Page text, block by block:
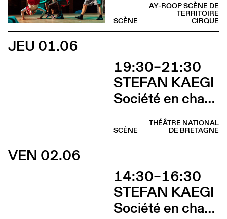
AY-ROOP SCÈNE DE
TERRITOIRE
CIRQUE
SCÈNE
JEU 01.06
19:30–21:30
STEFAN KAEGI
Société en chantier
THÉÂTRE NATIONAL
DE BRETAGNE
SCÈNE
VEN 02.06
14:30–16:30
STEFAN KAEGI
Société en chantier